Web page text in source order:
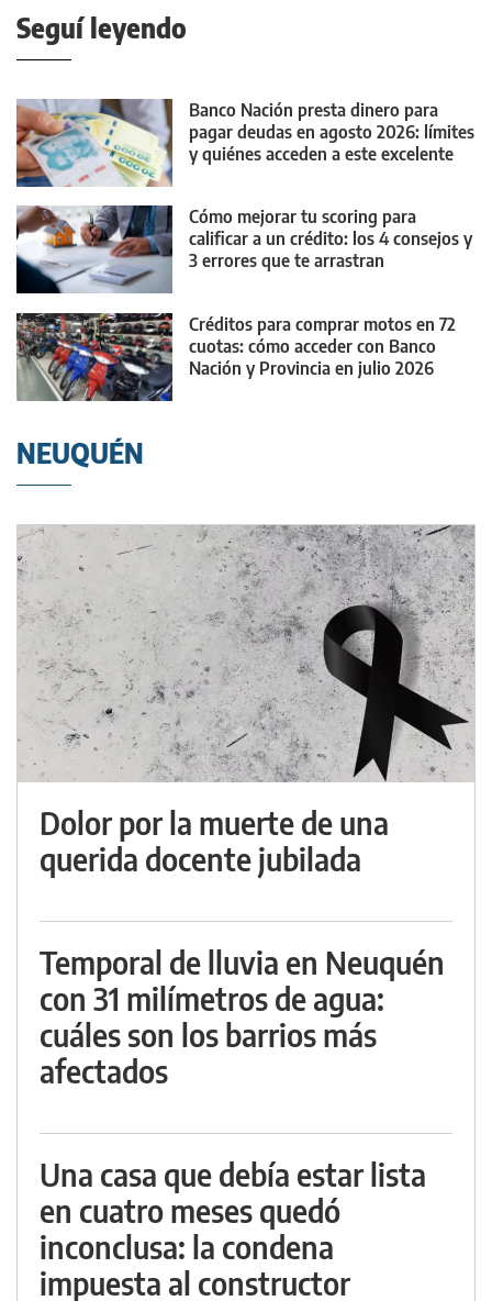
Seguí leyendo
Banco Nación presta dinero para
pagar deudas en agosto 2026: límites
y quiénes acceden a este excelente
Cómo mejorar tu scoring para
calificar a un crédito: los 4 consejos y
3 errores que te arrastran
Créditos para comprar motos en 72
cuotas: cómo acceder con Banco
Nación y Provincia en julio 2026
NEUQUÉN
Dolor por la muerte de una
querida docente jubilada
Temporal de lluvia en Neuquén
con 31 milímetros de agua:
cuáles son los barrios más
afectados
Una casa que debía estar lista
en cuatro meses quedó
inconclusa: la condena
impuesta al constructor